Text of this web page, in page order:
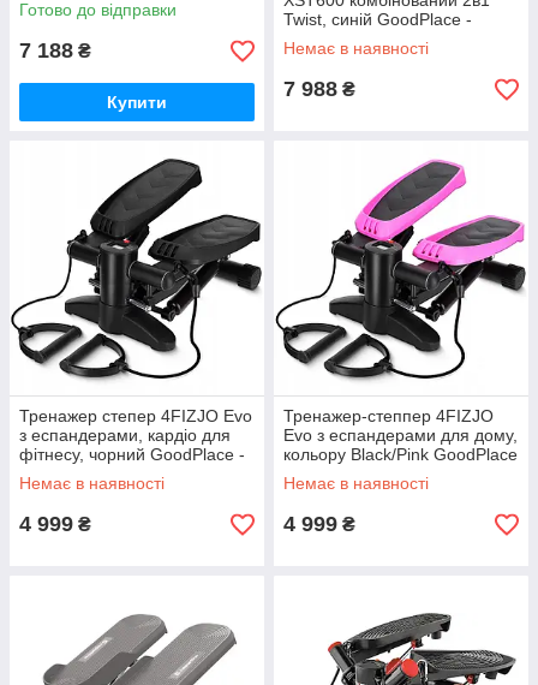
Готово до відправки
7 188 ₴
Купити
Twist, синій GoodPlace -
worry-free-shopping-
Немає в наявності
7 988 ₴
Тренажер степер 4FIZJO Evo
з еспандерами, кардіо для
фітнесу, чорний GoodPlace -
worry-free-shopping-
Немає в наявності
4 999 ₴
Тренажер-степпер 4FIZJO
Evo з еспандерами для дому,
кольору Black/Pink GoodPlace
-worry-free-shopping-
Немає в наявності
4 999 ₴